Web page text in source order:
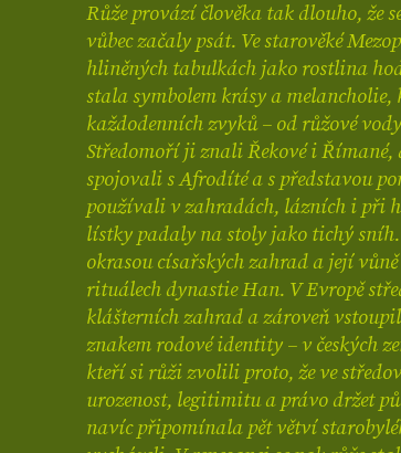
Růže provází člověka tak dlouho, že
vůbec začaly psát. Ve starověké
hliněných tabulkách jako rostlina
stala symbolem krásy a
každodenních zvyků – od růžové
Středomoří ji znali Řekové i
spojovali s Afrodíté a s představou
používali v zahradách, lázních i při
lístky padaly na stoly jako tichý
okrasou císařských zahrad a její
rituálech dynastie Han. V Evropě
klášterních zahrad a zároveň
znakem rodové identity – v českých
kteří si růži zvolili proto, že ve
urozenost, legitimitu a právo držet
navíc připomínala pět větví